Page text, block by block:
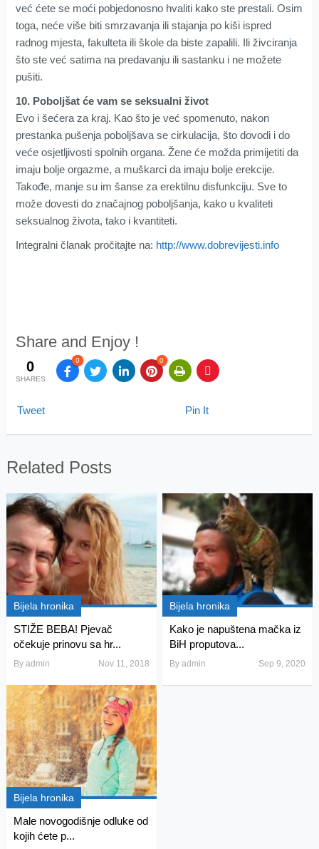
već ćete se moći pobjedonosno hvaliti kako ste prestali. Osim
toga, neće više biti smrzavanja ili stajanja po kiši ispred
radnog mjesta, fakulteta ili škole da biste zapalili. Ili živciranja
što ste već satima na predavanju ili sastanku i ne možete
pušiti.
10. Poboljšat će vam se seksualni život
Evo i šećera za kraj. Kao što je već spomenuto, nakon
prestanka pušenja poboljšava se cirkulacija, što dovodi i do
veće osjetljivosti spolnih organa. Žene će možda primijetiti da
imaju bolje orgazme, a muškarci da imaju bolje erekcije.
Takođe, manje su im šanse za erektilnu disfunkciju. Sve to
može dovesti do značajnog poboljšanja, kako u kvaliteti
seksualnog života, tako i kvantiteti.
Integralni članak pročitajte na: http://www.dobrevijesti.info
Share and Enjoy !
0
SHARES
0 0
Tweet Pin It
Related Posts
Bijela hronika
STIŽE BEBA! Pjevač
očekuje prinovu sa hr...
By admin Nov 11, 2018
Bijela hronika
Kako je napuštena mačka iz
BiH proputova...
Byadmin Sep 9, 2020
Bijela hronika
Male novogodišnje odluke od
kojih ćete p...